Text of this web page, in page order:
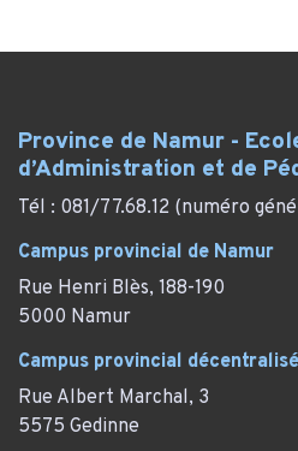
Province de Namur -
d’Administration et de
Tél : 081/77.68.12 (numéro
Campus provincial de Namur
Rue Henri Blès, 188-190
5000 Namur
Campus provincial
Rue Albert Marchal, 3
5575 Gedinne